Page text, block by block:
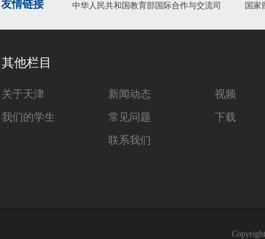
友情链接 中华人民共和国教育部国际合作与交流司 国家
其他栏目
关于天津
我们的学生
新闻动态
常见问题
联系我们
视频
下载